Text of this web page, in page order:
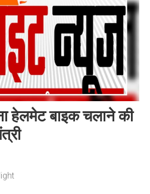
हेलमेट बाइक चलाने की